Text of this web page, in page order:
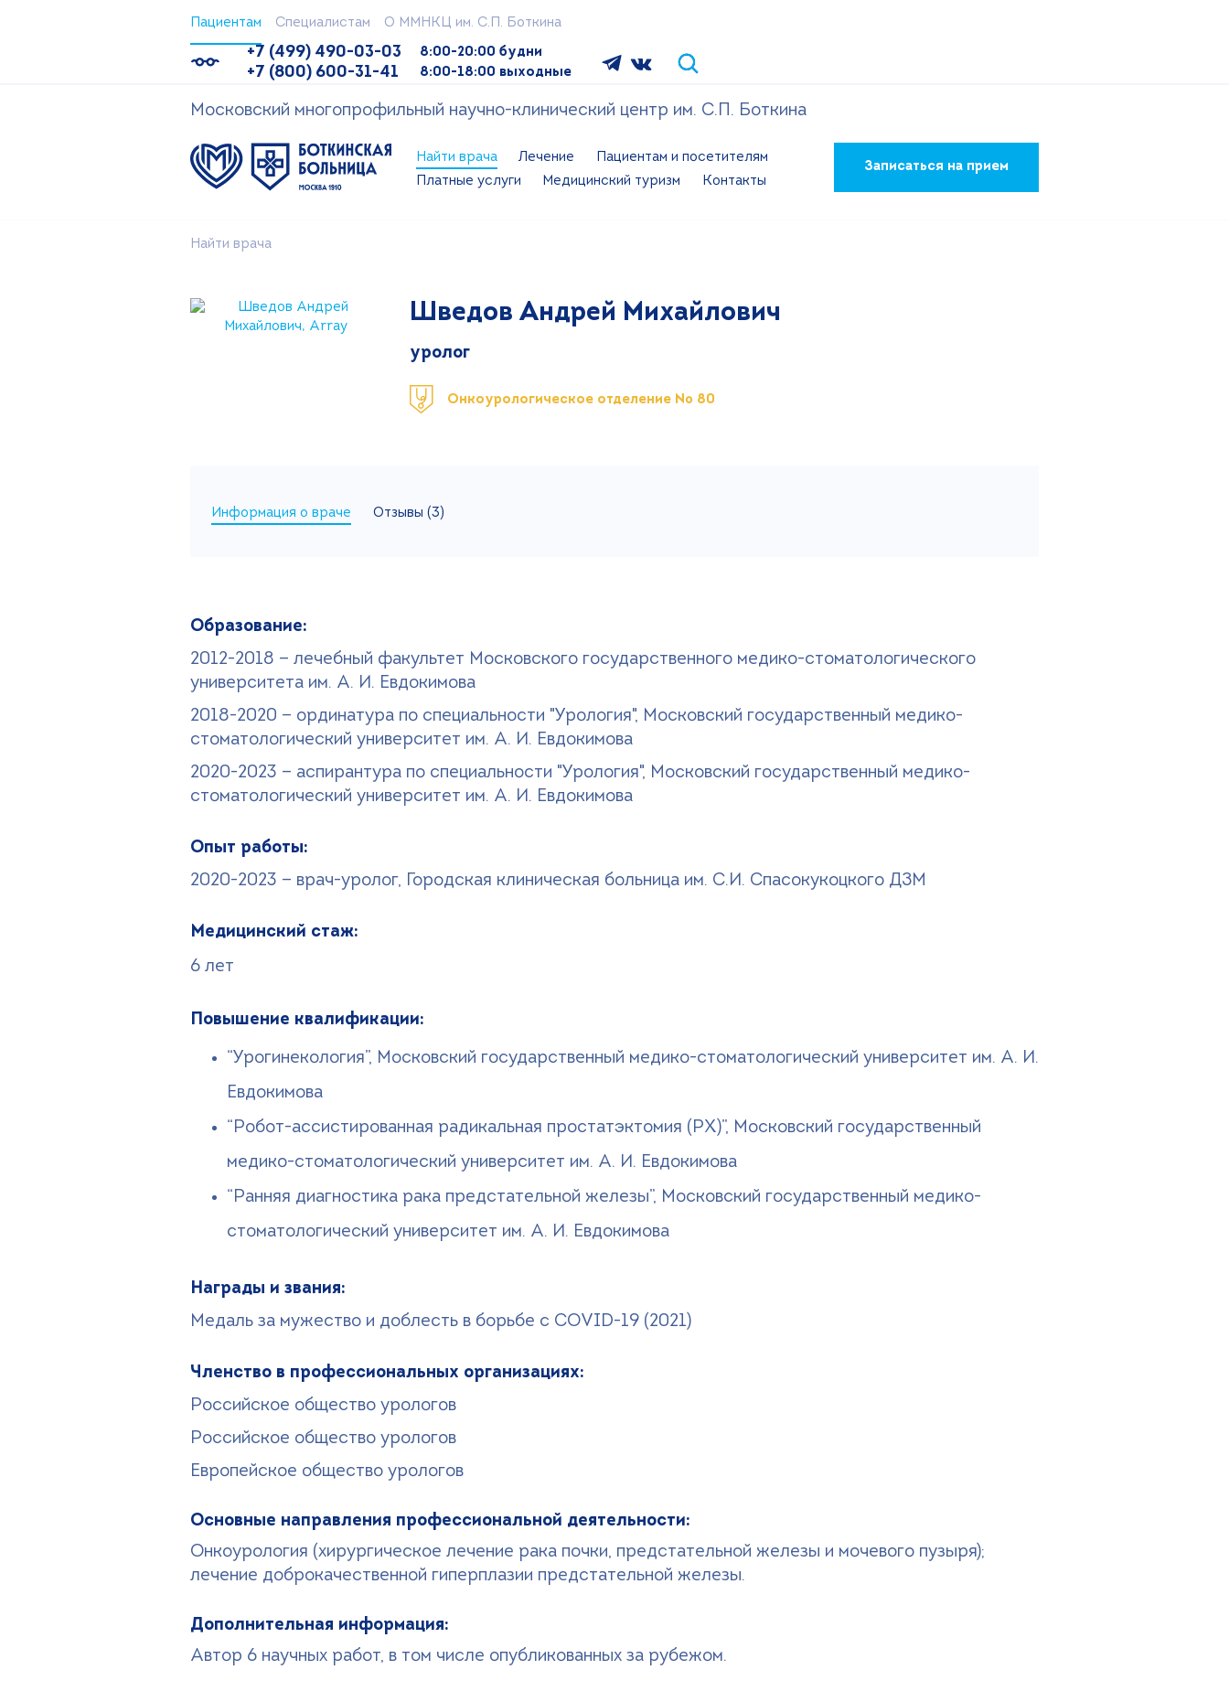
Пациентам Специалистам О ММНКЦ им. С.П. Боткина
+7 (499) 490-03-03
+7 (800) 600-31-41
8:00-20:00 будни
8:00-18:00 выходные
Московский многопрофильный научно-клинический центр им. С.П. Боткина
Найти врача Лечение
Пациентам и посетителям
Платные услуги
Медицинский туризм Контакты
Записаться на прием
Найти врача
Шведов Андрей Михайлович
уролог
Онкоурологическое отделение № 80
Информация о враче Отзывы (3)
Образование:
2012-2018 — лечебный факультет Московского государственного медико-стоматологического
университета им. А. И. Евдокимова
2018-2020 — ординатура по специальности "Урология", Московский государственный медико-
стоматологический университет им. А. И. Евдокимова
2020-2023 — аспирантура по специальности "Урология", Московский государственный медико-
стоматологический университет им. А. И. Евдокимова
Опыт работы:
2020-2023 — врач-уролог, Городская клиническая больница им. С.И. Спасокукоцкого ДЗМ
Медицинский стаж:
6 лет
Повышение квалификации:
“Урогинекология”, Московский государственный медико-стоматологический университет им. А. И.
Евдокимова
“Робот-ассистированная радикальная простатэктомия (РХ)”, Московский государственный
медико-стоматологический университет им. А. И. Евдокимова
“Ранняя диагностика рака предстательной железы”, Московский государственный медико-
стоматологический университет им. А. И. Евдокимова
Награды и звания:
Медаль за мужество и доблесть в борьбе с COVID-19 (2021)
Членство в профессиональных организациях:
Российское общество урологов
Российское общество урологов
Европейское общество урологов
Основные направления профессиональной деятельности:
Онкоурология (хирургическое лечение рака почки, предстательной железы и мочевого пузыря);
лечение доброкачественной гиперплазии предстательной железы.
Дополнительная информация:
Автор 6 научных работ, в том числе опубликованных за рубежом.